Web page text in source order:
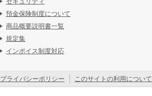
預金保険制度について
商品概要説明書一覧
規定集
インボイス制度対応
プライバシーポリシー このサイトの利用について